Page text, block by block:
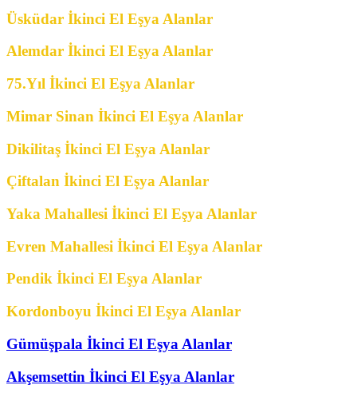
Üsküdar İkinci El Eşya Alanlar
Alemdar İkinci El Eşya Alanlar
75.Yıl İkinci El Eşya Alanlar
Mimar Sinan İkinci El Eşya Alanlar
Dikilitaş İkinci El Eşya Alanlar
Çiftalan İkinci El Eşya Alanlar
Yaka Mahallesi İkinci El Eşya Alanlar
Evren Mahallesi İkinci El Eşya Alanlar
Pendik İkinci El Eşya Alanlar
Kordonboyu İkinci El Eşya Alanlar
Gümüşpala İkinci El Eşya Alanlar
Akşemsettin İkinci El Eşya Alanlar